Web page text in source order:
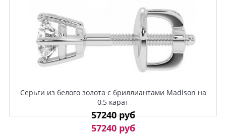
Серьги из белого золота с бриллиантами Madison на
0,5 карат
57240 руб
57240 руб